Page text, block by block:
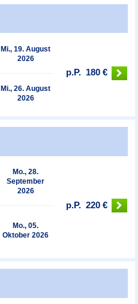
Mi., 19. August
2026
Mi., 26. August
2026
p.P. 180 €
Mo., 28.
September
2026
Mo., 05.
Oktober 2026
p.P. 220 €